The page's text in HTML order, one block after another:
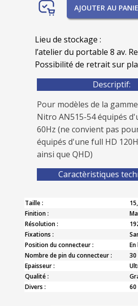
AJOUTER AU
Lieu de stockage :
l’atelier du portable 8 av.
Possibilité de retrait sur
Descriptif:
Pour modèles de la
Nitro AN515-54 équipés
60Hz (ne convient pas
équipés d'une full HD
ainsi que QHD)
Caractèristiques
Taille :
Finition :
Résolution :
Fixations :
Position du connecteur :
Nombre de pin du connecteur :
30
Epaisseur :
Qualité :
Divers :
60